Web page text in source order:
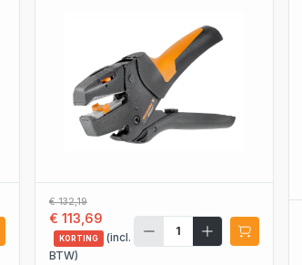
€ 132,19
€ 113,69
KORTING
(incl.
BTW)